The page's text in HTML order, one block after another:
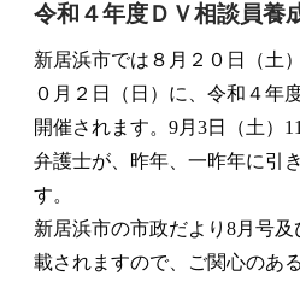
令和４年度ＤＶ相談員養
新居浜市では８月２０日（土
０月２日（日）に、令和４年
開催されます。9月3日（土）
弁護士が、昨年、一昨年に引
す。
新居浜市の市政だより8月号
載されますので、ご関心のあ